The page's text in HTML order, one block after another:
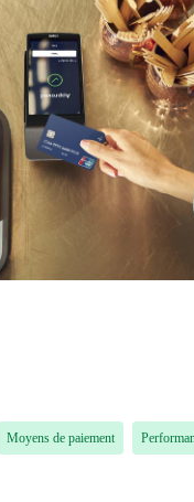
Moyens de paiement